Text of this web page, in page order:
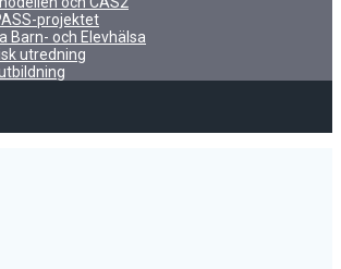
projektet
Barn- och Elevhälsa
utredning